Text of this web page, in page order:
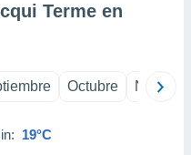
Terme en
Octubre
19°C